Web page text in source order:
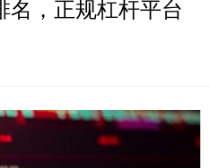
名，正规杠杆平台